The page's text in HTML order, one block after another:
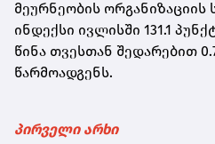
მეურნეობის ორგანიზაციის
ინდექსი ივლისში 131.1
წინა თვესთან შედარებით
წარმოადგენს.
პირველი არხი